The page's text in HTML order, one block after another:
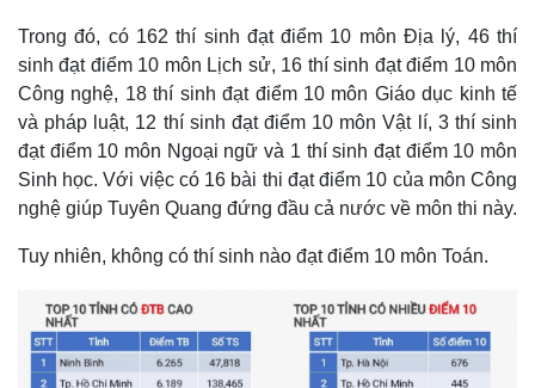
Trong đó, có 162 thí sinh đạt điểm 10 môn Địa lý, 46 thí
sinh đạt điểm 10 môn Lịch sử, 16 thí sinh đạt điểm 10 môn
Công nghệ, 18 thí sinh đạt điểm 10 môn Giáo dục kinh tế
và pháp luật, 12 thí sinh đạt điểm 10 môn Vật lí, 3 thí sinh
đạt điểm 10 môn Ngoại ngữ và 1 thí sinh đạt điểm 10 môn
Sinh học. Với việc có 16 bài thi đạt điểm 10 của môn Công
nghệ giúp Tuyên Quang đứng đầu cả nước về môn thi này.
Tuy nhiên, không có thí sinh nào đạt điểm 10 môn Toán.